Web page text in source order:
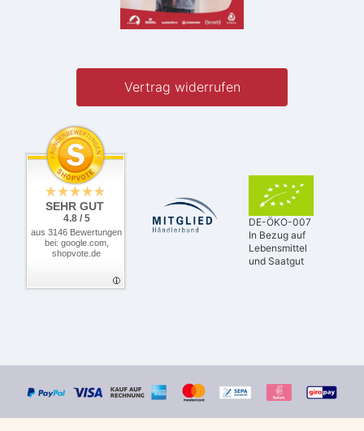
Vertrag widerrufen
SEHR GUT
4.8 / 5
aus 3146 Bewertungen
bei: google.com,
shopvote.de
DE-ÖKO-007
In Bezug auf
Lebensmittel
und Saatgut